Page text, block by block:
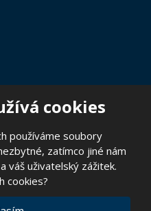
cookies
používáme soubory
zatímco jiné nám
váš uživatelský zážitek.
cookies?
osobních údajů | Mapa stránek